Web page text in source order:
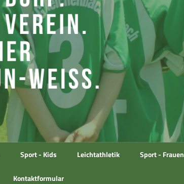
Sport - Kids Leichtathletik Sport - Frauen
Kontaktformular